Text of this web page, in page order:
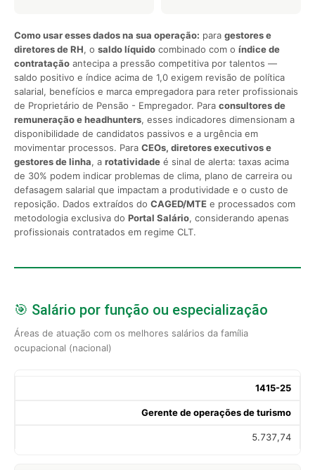
Como usar esses dados na sua operação: para gestores e
diretores de RH, o saldo líquido combinado com o índice de
contratação antecipa a pressão competitiva por talentos —
saldo positivo e índice acima de 1,0 exigem revisão de política
salarial, benefícios e marca empregadora para reter profissionais
de Proprietário de Pensão - Empregador. Para consultores de
remuneração e headhunters, esses indicadores dimensionam a
disponibilidade de candidatos passivos e a urgência em
movimentar processos. Para CEOs, diretores executivos e
gestores de linha, a rotatividade é sinal de alerta: taxas acima
de 30% podem indicar problemas de clima, plano de carreira ou
defasagem salarial que impactam a produtividade e o custo de
reposição. Dados extraídos do CAGED/MTE e processados com
metodologia exclusiva do Portal Salário, considerando apenas
profissionais contratados em regime CLT.
🎯 Salário por função ou especialização
Áreas de atuação com os melhores salários da família
ocupacional (nacional)
1415-25
Gerente de operações de turismo
5.737,74